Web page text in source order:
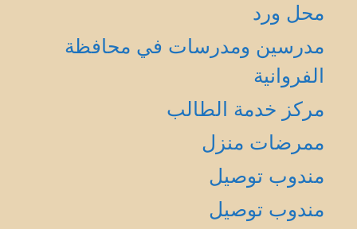
محل ورد
مدرسين ومدرسات في محافظة
الفروانية
مركز خدمة الطالب
ممرضات منزل
مندوب توصيل
مندوب توصيل